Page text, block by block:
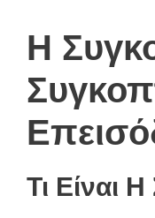
Η
Τι Είναι